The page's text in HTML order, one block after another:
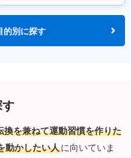
的別に探す
換を兼ねて運動習慣を作りた
動かしたい人に向いていま